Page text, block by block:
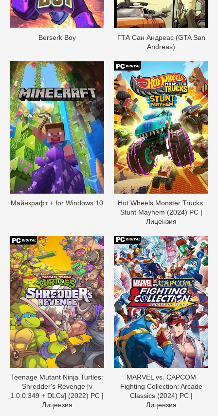
Berserk Boy
ГТА Сан Андреас (GTA San
Andreas)
Майнкрафт + for Windows 10
Hot Wheels Monster Trucks:
Stunt Mayhem (2024) PC |
Лицензия
Teenage Mutant Ninja Turtles:
Shredder's Revenge [v
1.0.0.349 + DLCs] (2022) PC |
Лицензия
MARVEL vs. CAPCOM
Fighting Collection: Arcade
Classics (2024) PC |
Лицензия